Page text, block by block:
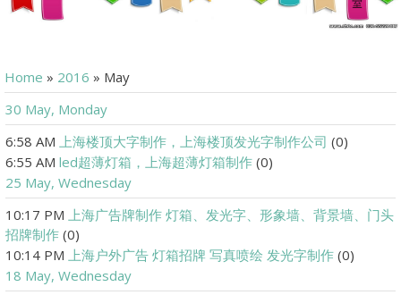
Home » 2016 » May
30 May, Monday
6:58 AM 上海楼顶大字制作，上海楼顶发光字制作公司 (0)
6:55 AM led超薄灯箱，上海超薄灯箱制作 (0)
25 May, Wednesday
10:17 PM 上海广告牌制作 灯箱、发光字、形象墙、背景墙、门头
招牌制作 (0)
10:14 PM 上海户外广告 灯箱招牌 写真喷绘 发光字制作 (0)
18 May, Wednesday